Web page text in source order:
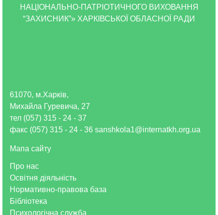
НАЦІОНАЛЬНО-ПАТРІОТИЧНОГО ВИХОВАННЯ
“ЗАХИСНИК”» ХАРКІВСЬКОЇ ОБЛАСНОЇ РАДИ
Про нас
Освітня діяльність
Нормативно-правова база
Бібліотека
Психологічна служба
61070, м.Харків,
Михайла Гуревича, 27
тел (057) 315 - 24 - 37
факс (057) 315 - 24 - 36 sanshkola1@internatkh.org.ua
Мапа сайту